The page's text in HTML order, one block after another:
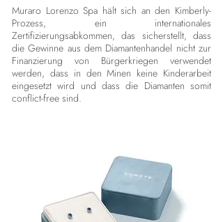
Muraro Lorenzo Spa hält sich an den Kimberly-
Prozess, ein internationales
Zertifizierungsabkommen, das sicherstellt, dass
die Gewinne aus dem Diamantenhandel nicht zur
Finanzierung von Bürgerkriegen verwendet
werden, dass in den Minen keine Kinderarbeit
eingesetzt wird und dass die Diamanten somit
conflict-free sind.